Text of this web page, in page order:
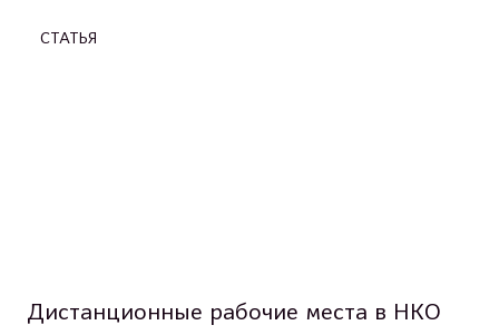
СТАТЬЯ
Дистанционные рабочие места в НКО